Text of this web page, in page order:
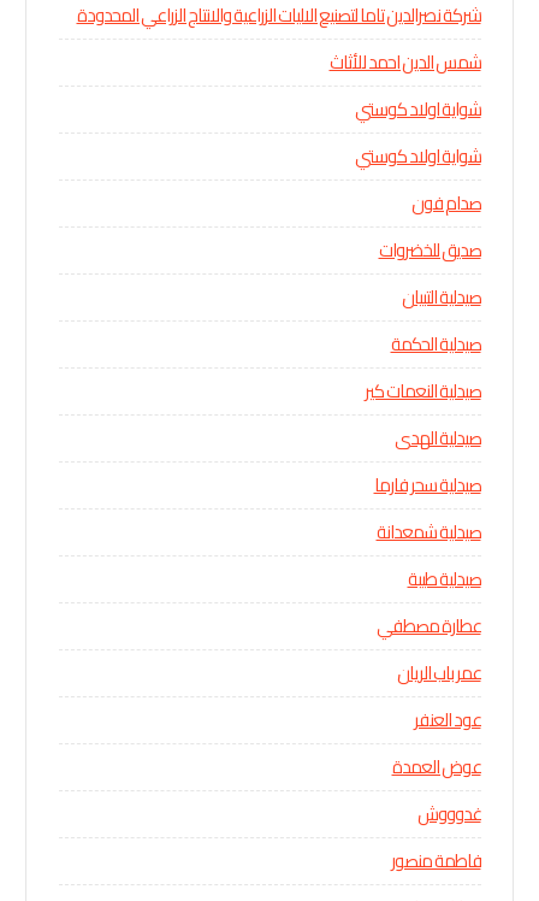
شركة نصرالدين تاما لتصنيع الاليات الزراعية والانتاج الزراعي المحدودة
شمس الدين احمد للأثاث
شواية اولاد كوستي
شواية اولاد كوستي
صدام فون
صديق للخضروات
صيدلية التبيان
صيدلية الحكمة
صيدلية النعمات كير
صيدلية الهدى
صيدلية سحر فارما
صيدلية شمعدانة
صيدلية طيبة
عطارة مصطفي
عمر باب الريان
عود العنفر
عوض العمدة
غدوووش
فاطمة منصور